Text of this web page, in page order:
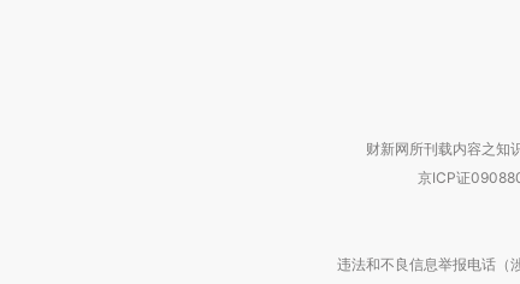
财新网所刊载内容之知
京ICP证
违法和不良信息举报电话